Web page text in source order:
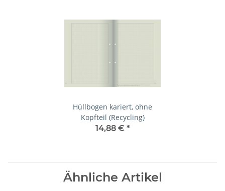
Hüllbogen kariert, ohne
Kopfteil (Recycling)
14,88 € *
Ähnliche Artikel